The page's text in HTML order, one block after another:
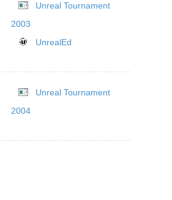
Unreal Tournament
2003
UnrealEd
Unreal Tournament
2004